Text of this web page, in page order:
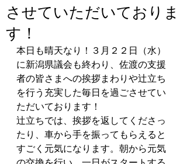
させていただいておりま
す！
本日も晴天なり！３月２２日（水）
に新潟県議会も終わり、佐渡の支援
者の皆さまへの挨拶まわりや辻立ち
を行う充実した毎日を過ごさせてい
ただいております！
辻立ちでは、挨拶を返してくださっ
たり、車から手を振ってもらえると
すごく元気になります。朝から元気